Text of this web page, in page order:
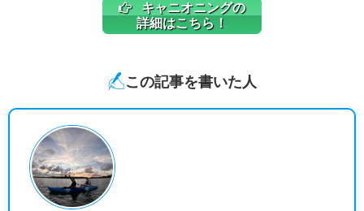
キャニオニングの
詳細はこちら！
この記事を書いた人